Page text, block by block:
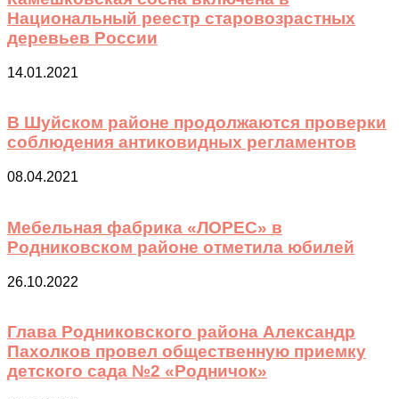
Национальный реестр старовозрастных
деревьев России
14.01.2021
В Шуйском районе продолжаются проверки
соблюдения антиковидных регламентов
08.04.2021
Мебельная фабрика «ЛОРЕС» в
Родниковском районе отметила юбилей
26.10.2022
Глава Родниковского района Александр
Пахолков провел общественную приемку
детского сада №2 «Родничок»